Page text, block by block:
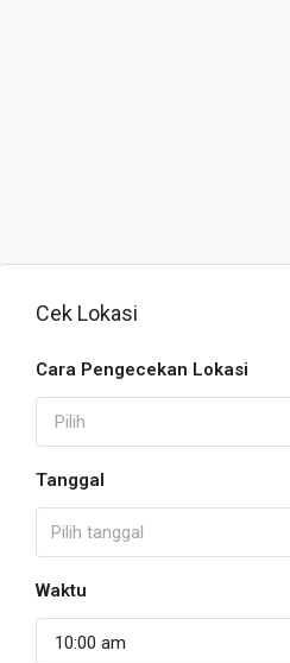
Cek Lokasi
Cara Pengecekan Lokasi
Pilih
Tanggal
Waktu
10:00 am